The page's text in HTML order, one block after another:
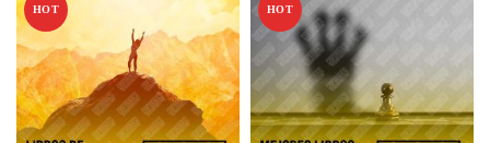
HOT HOT